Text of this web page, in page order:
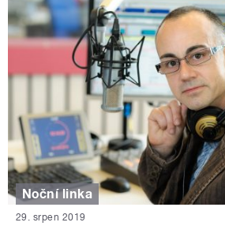
Noční linka
29. srpen 2019